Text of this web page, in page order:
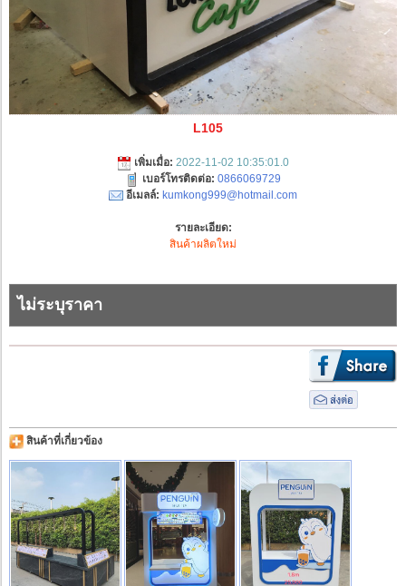
L105
เพิ่มเมื่อ: 2022-11-02 10:35:01.0
เบอร์โทรติดต่อ: 0866069729
อีเมลล์: kumkong999@hotmail.com
รายละเอียด:
สินค้าผลิตใหม่
ไม่ระบุราคา
สินค้าที่เกี่ยวข้อง